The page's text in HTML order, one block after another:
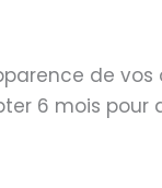
de
6 mois pour